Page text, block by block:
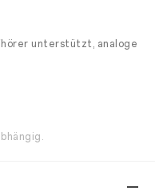
unterstützt, analoge